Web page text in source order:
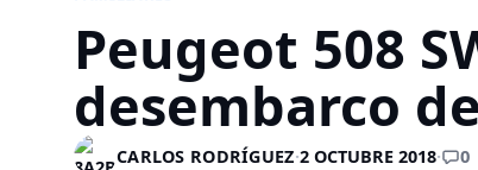
Peugeot 508
desembarco
CARLOS RODRÍGUEZ·2 OCTUBRE 2018· 0